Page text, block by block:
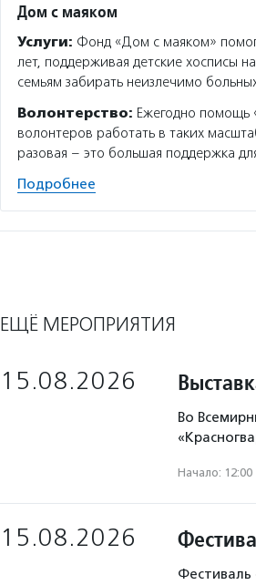
Дом с маяком
Услуги: Фонд «Дом с маяком»
лет, поддерживая детские хосписы
семьям забирать неизлечимо
Волонтерство: Ежегодно помощь
волонтеров работать в таких
разовая – это большая поддержка
Подробнее
ЕЩЁ МЕРОПРИЯТИЯ
15.08.2026
Во
Начало: 12:00
15.08.2026
Фестиваль